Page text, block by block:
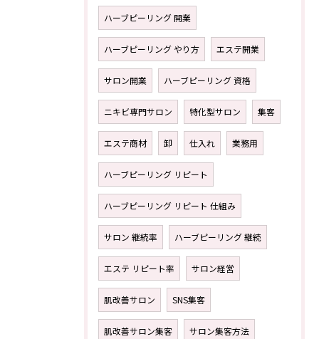
ハーブピーリング 開業
ハーブピーリング やり方 エステ開業
サロン開業 ハーブピーリング 資格
ニキビ専門サロン 特化型サロン 集客
エステ商材 卸 仕入れ 業務用
ハーブピーリング リピート
ハーブピーリング リピート 仕組み
サロン 継続率 ハーブピーリング 継続
エステ リピート率 サロン経営
肌改善サロン SNS集客
肌改善サロン集客 サロン集客方法